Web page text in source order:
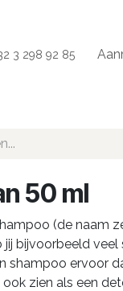
3 298 92 85
50 ml
(de naam
jij bijvoorbeeld
shampoo ervoor
zien als een